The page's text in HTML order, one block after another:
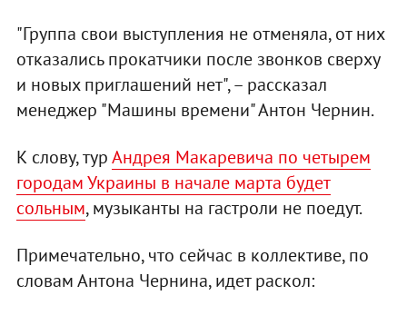
"Группа свои выступления не отменяла, от них
отказались прокатчики после звонков сверху
и новых приглашений нет", – рассказал
менеджер "Машины времени" Антон Чернин.
К слову, турАндрея Макаревича по четырем
городам Украины в начале марта будет
сольным, музыканты на гастроли не поедут.
Примечательно, что сейчас в коллективе, по
словам Антона Чернина, идет раскол: